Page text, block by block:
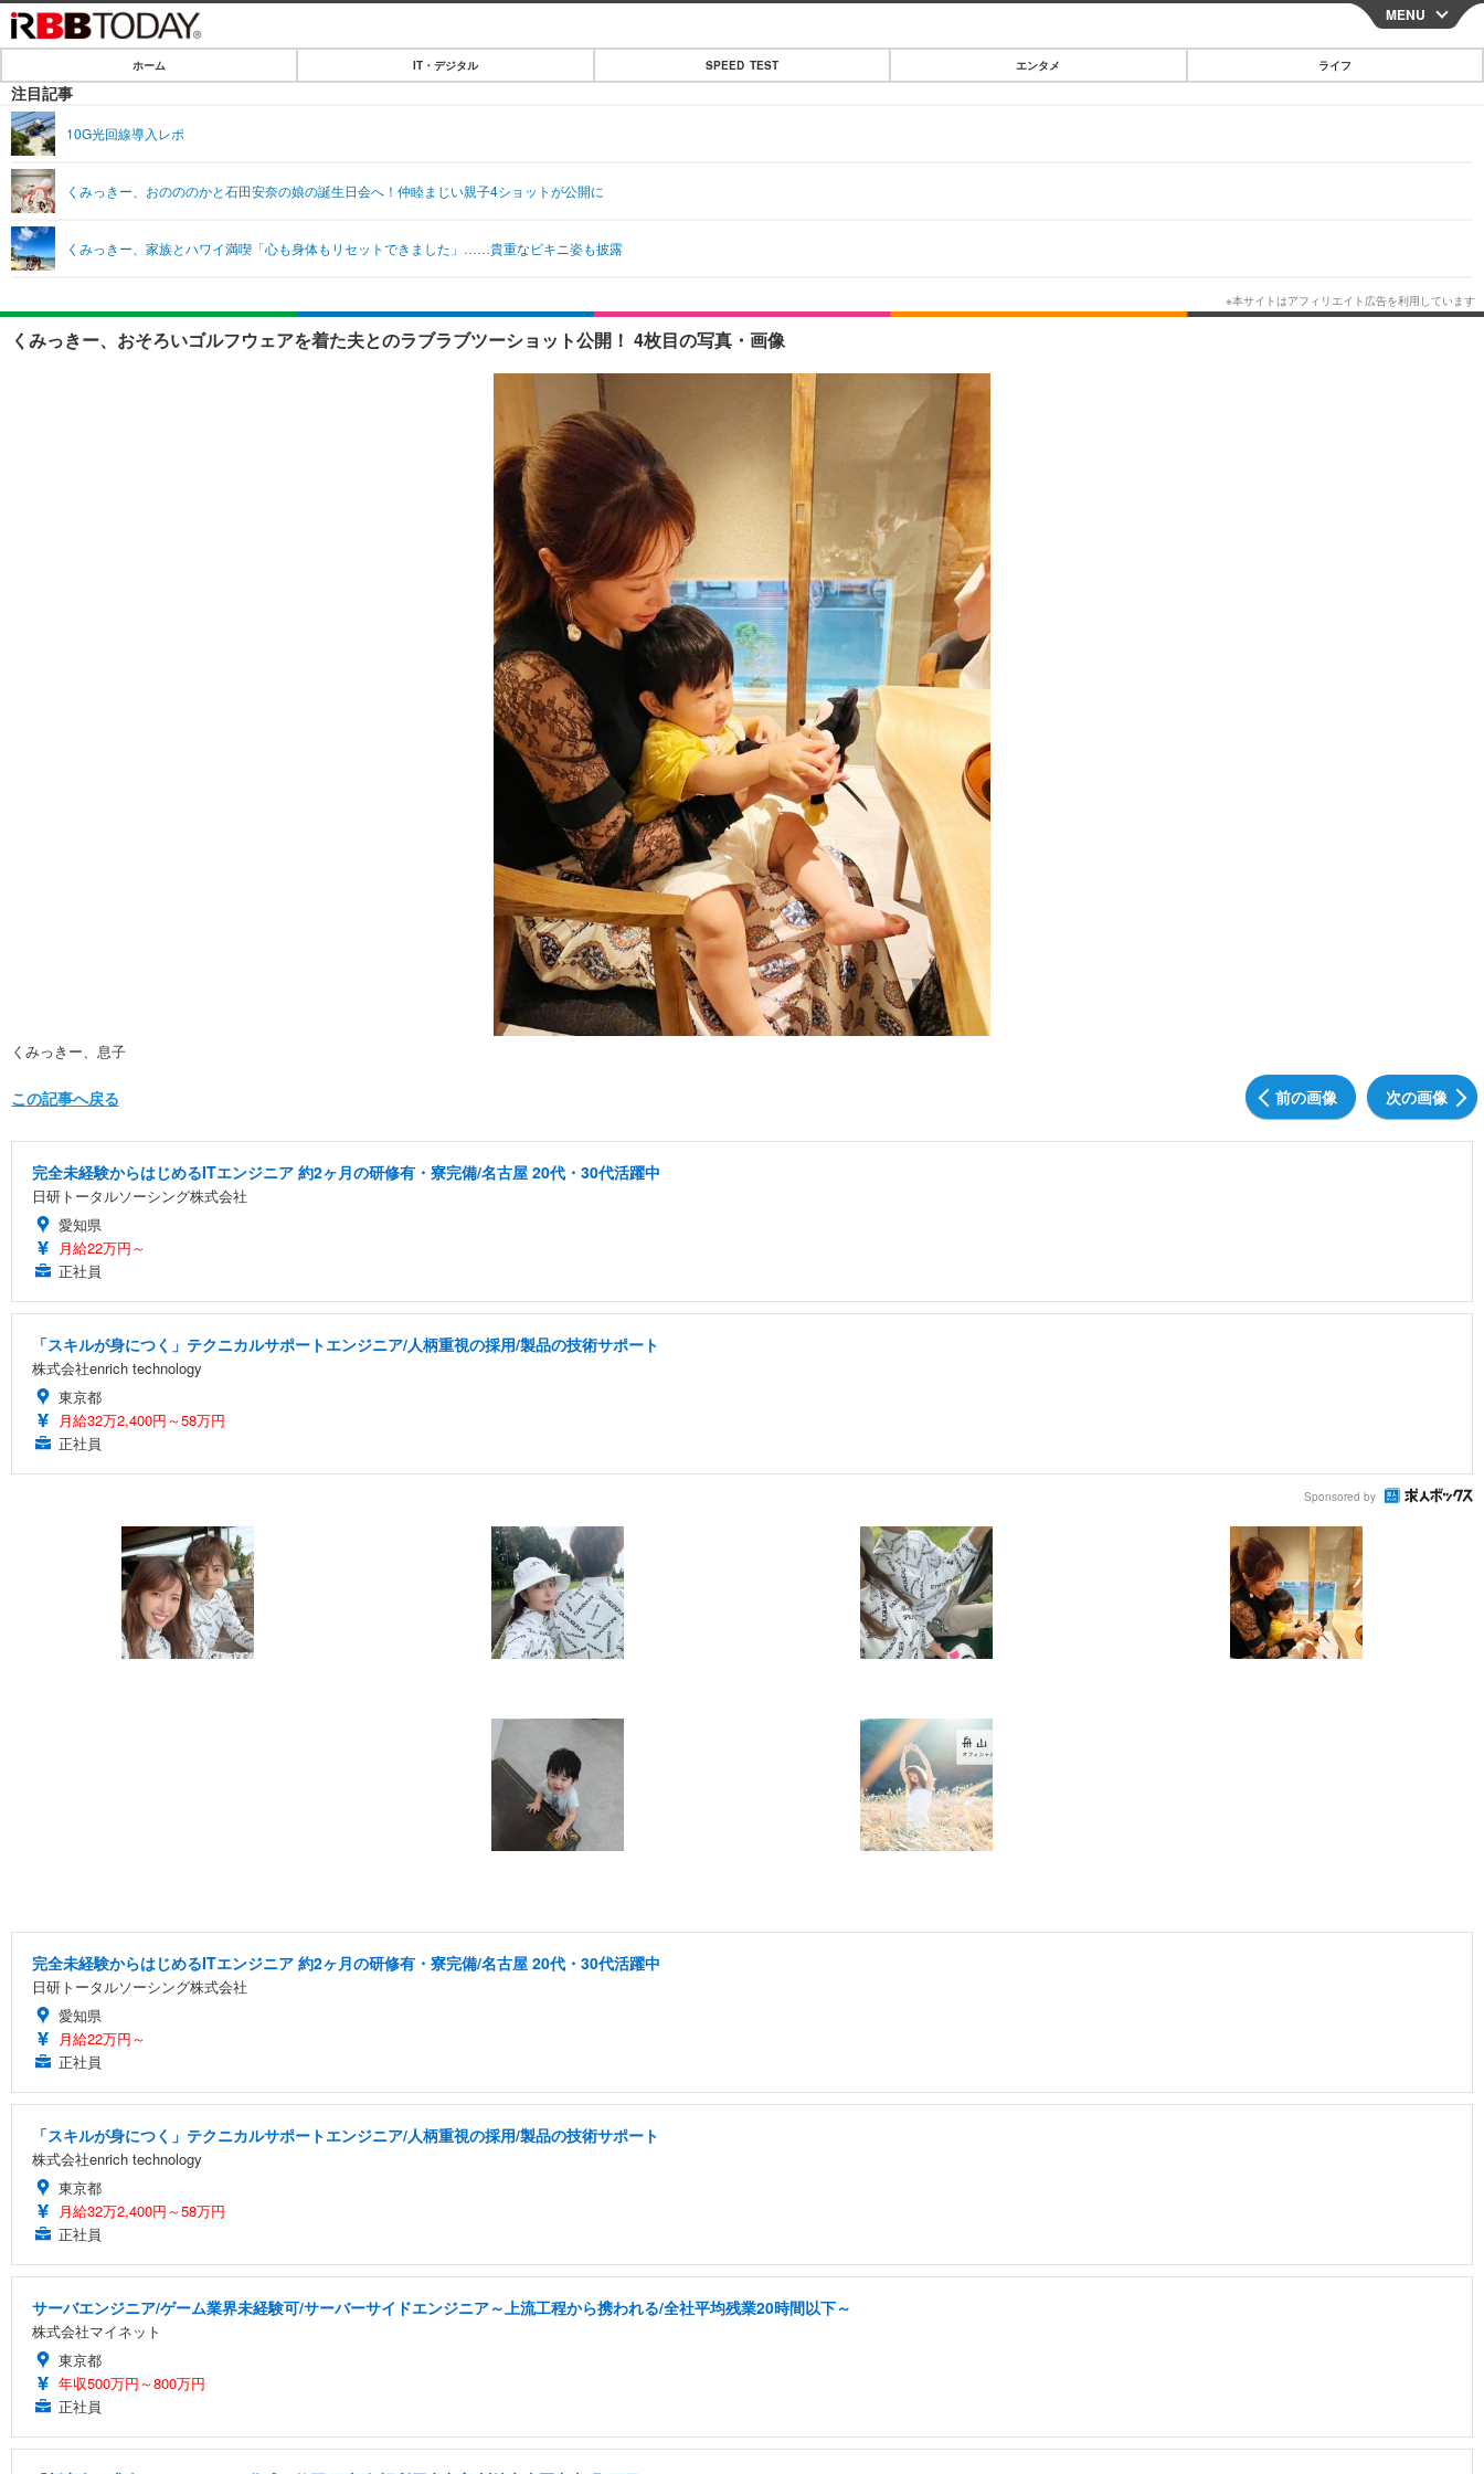
CLOSE
IT・デジタル
ショッピング
SPEED TEST
エンタメ
エンタメTOP
音楽
ライフ
ライフTOP グルメ
ペット
リリース一覧
MENU
ホーム IT・デジタル SPEED TEST エンタメ ライフ
注目記事
10G光回線導入レポ
くみっきー、おのののかと石田安奈の娘の誕生日会へ！仲睦まじい親子4ショットが公開に
くみっきー、家族とハワイ満喫「心も身体もリセットできました」……貴重なビキニ姿も披露
くみっきー、おそろいゴルフウェアを着た夫とのラブラブツーショット公開！ 4枚目の写真・画像
くみっきー、息子
前の画像 次の画像
この記事へ戻る
完全未経験からはじめるITエンジニア 約2ヶ月の研修有・寮完備/名古屋 20代・30代活躍中
日研トータルソーシング株式会社
愛知県
月給22万円～
正社員
「スキルが身につく」テクニカルサポートエンジニア/人柄重視の採用/製品の技術サポート
株式会社enrich technology
東京都
月給32万2,400円～58万円
正社員
Sponsored by
完全未経験からはじめるITエンジニア 約2ヶ月の研修有・寮完備/名古屋 20代・30代活躍中
日研トータルソーシング株式会社
愛知県
月給22万円～
正社員
「スキルが身につく」テクニカルサポートエンジニア/人柄重視の採用/製品の技術サポート
株式会社enrich technology
東京都
月給32万2,400円～58万円
正社員
サーバエンジニア/ゲーム業界未経験可/サーバーサイドエンジニア～上流工程から携われる/全社平均残業20時間以下～
株式会社マイネット
東京都
年収500万円～800万円
正社員